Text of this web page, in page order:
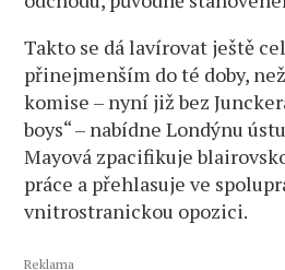
Takto se dá lavírovat ještě
přinejmenším do té doby,
komise – nyní již bez
boys“ – nabídne Londýnu
Mayová zpacifikuje
práce a přehlasuje ve
vnitrostranickou opozici.
Reklama